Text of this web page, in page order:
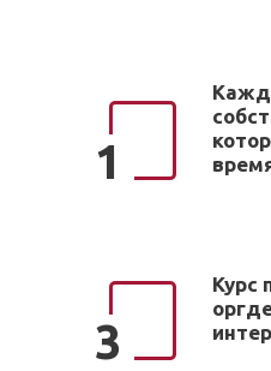
1
3
Курс